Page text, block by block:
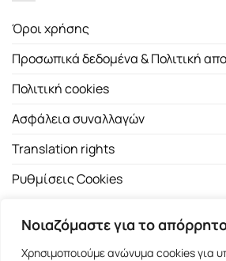
Νοιαζόμαστε για το
Χρησιμοποιούμε ανώνυμα cookies για
Όροι χρήσης
Προσωπικά δεδομένα & Πολιτική
Πολιτική cookies
Ασφάλεια συναλλαγών
Translation rights
Ρυθμίσεις Cookies